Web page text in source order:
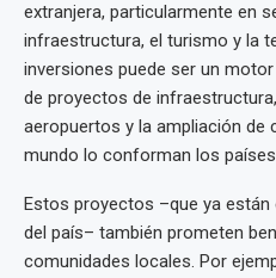
extranjera, particularmente en
infraestructura, el turismo y la
inversiones puede ser un
de proyectos de
aeropuertos y la ampliación de
mundo lo conforman los
Estos proyectos –que ya están
del país– también prometen
comunidades locales. Por